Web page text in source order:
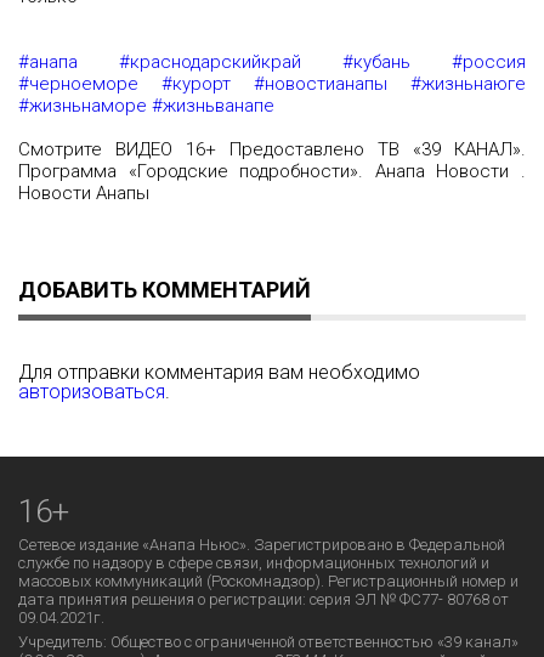
#анапа #краснодарскийкрай #кубань
#россия
#черноеморе #курорт #новостианапы
#жизньнаюге
#жизньнаморе #жизньванапе
Смотрите ВИДЕО 16+ Предоставлено ТВ «39 КАНАЛ».
Программа «Городские подробности». Анапа Новости .
Новости Анапы
ДОБАВИТЬ КОММЕНТАРИЙ
Для отправки комментария вам необходимо
авторизоваться.
16+
Сетевое издание «Анапа Ньюс». Зарегистрировано в Федеральной
службе по надзору в сфере связи, информационных технологий и
массовых коммуникаций (Роскомнадзор). Регистрационный номер и
дата принятия решения о регистрации: серия ЭЛ № ФС77- 80768 от
09.04.2021г.
Учредитель: Общество с ограниченной ответственностью «39 канал»